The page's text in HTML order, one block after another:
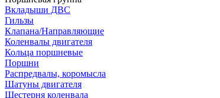
Вкладыши ДВС
Гильзы
Клапана/Направляющие
Коленвалы двигателя
Кольца поршневые
Поршни
Распредвалы, коромысла
Шатуны двигателя
Шестерня коленвала